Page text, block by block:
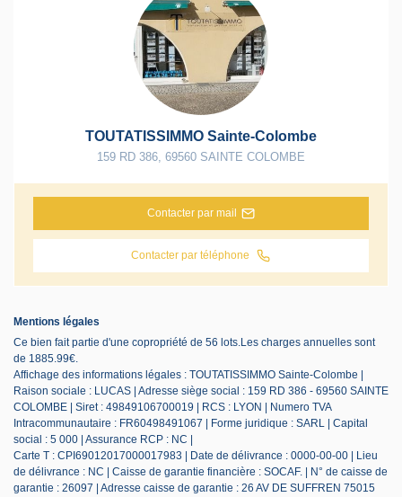
TOUTATISSIMMO Sainte-Colombe
159 RD 386 69560 SAINTE COLOMBE
Contacter par mail
Contacter par téléphone
Mentions légales
Ce bien fait partie d'une copropriété de 56 lots.Les charges annuelles sont
de 1885.99€.
Affichage des informations légales : TOUTATISSIMMO Sainte-Colombe |
Raison sociale : LUCAS | Adresse siège social : 159 RD 386 - 69560 SAINTE
COLOMBE | Siret : 49849106700019 | RCS : LYON | Numero TVA
Intracommunautaire : FR60498491067 | Forme juridique : SARL | Capital
social : 5 000 | Assurance RCP : NC |
Carte T : CPI69012017000017983 | Date de délivrance : 0000-00-00 | Lieu
de délivrance : NC | Caisse de garantie financière : SOCAF. | N° de caisse de
garantie : 26097 | Adresse caisse de garantie : 26 AV DE SUFFREN 75015